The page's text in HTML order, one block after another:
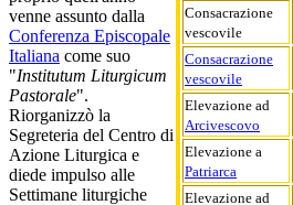
Consacrazione
vescovile
Consacrazione
vescovile
Elevazione ad
Arcivescovo
Elevazione a
Patriarca
Elevazione ad
venne assunto dalla
Conferenza Episcopale
Italiana come suo
"Institutum Liturgicum
Pastorale".
Riorganizzò la
Segreteria del Centro di
Azione Liturgica e
diede impulso alle
Settimane liturgiche